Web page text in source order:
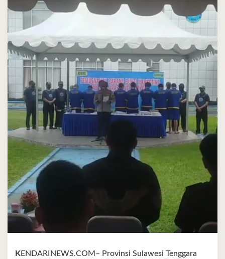
Komitmen
Perang
'Barang
Haram'
KENDARINEWS.COM– Provinsi Sulawesi Tenggara